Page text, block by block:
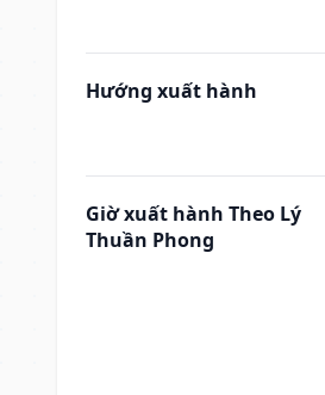
Hướng xuất hành
Giờ xuất hành Theo Lý
Thuần Phong